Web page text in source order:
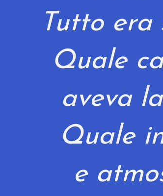
Tutto era
Quale
aveva
Quale
e